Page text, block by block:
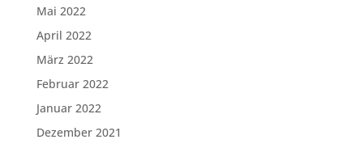
Mai 2022
April 2022
März 2022
Februar 2022
Januar 2022
Dezember 2021